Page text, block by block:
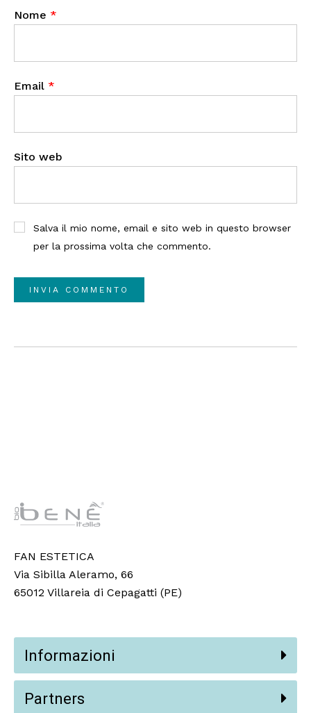
Nome *
Email *
Sito web
Salva il mio nome, email e sito web in questo browser
per la prossima volta che commento.
FAN ESTETICA
Via Sibilla Aleramo, 66
65012 Villareia di Cepagatti (PE)
Informazioni
Partners